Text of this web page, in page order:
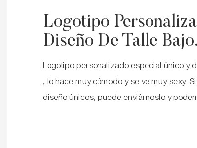
Logotipo
Diseño De Talle Bajo.
Logotipo personalizado especial único y
, lo hace muy cómodo y se ve muy sexy.
diseño únicos, puede enviárnoslo y